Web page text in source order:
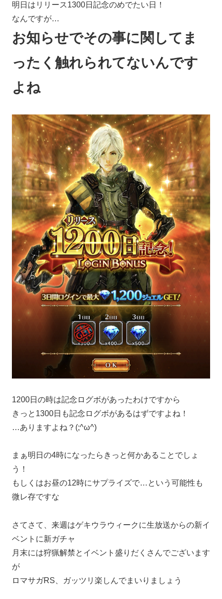
明日はリリース1300日記念のめでたい日！
なんですが…
お知らせでその事に関してま
ったく触れられてないんです
よね
1200日の時は記念ログボがあったわけですから
きっと1300日も記念ログボがあるはずですよね！
…ありますよね？(;^ω^)
まぁ明日の4時になったらきっと何かあることでしょ
う！
もしくはお昼の12時にサプライズで…という可能性も
微レ存ですな
さてさて、来週はゲキウラウィークに生放送からの新イ
ベントに新ガチャ
月末には狩猟解禁とイベント盛りだくさんでございます
が
ロマサガRS、ガッツリ楽しんでまいりましょう